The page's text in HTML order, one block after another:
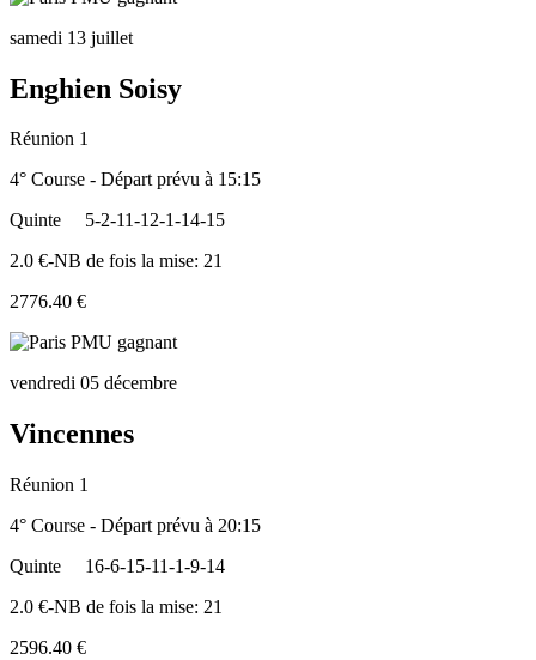
samedi 13 juillet
Enghien Soisy
Réunion 1
4° Course - Départ prévu à 15:15
Quinte
5-2-11-12-1-14-15
2.0 €-NB de fois la mise: 21
2776.40 €
vendredi 05 décembre
Vincennes
Réunion 1
4° Course - Départ prévu à 20:15
Quinte
16-6-15-11-1-9-14
2.0 €-NB de fois la mise: 21
2596.40 €